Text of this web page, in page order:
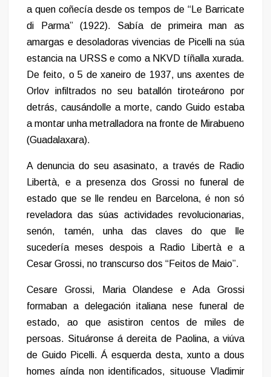
a quen coñecía desde os tempos de “Le Barricate
di Parma” (1922). Sabía de primeira man as
amargas e desoladoras vivencias de Picelli na súa
estancia na URSS e como a NKVD tíñalla xurada.
De feito, o 5 de xaneiro de 1937, uns axentes de
Orlov infiltrados no seu batallón tiroteárono por
detrás, causándolle a morte, cando Guido estaba
a montar unha metralladora na fronte de Mirabueno
(Guadalaxara).
A denuncia do seu asasinato, a través de Radio
Libertà, e a presenza dos Grossi no funeral de
estado que se lle rendeu en Barcelona, é non só
reveladora das súas actividades revolucionarias,
senón, tamén, unha das claves do que lle
sucedería meses despois a Radio Libertà e a
Cesar Grossi, no transcurso dos “Feitos de Maio”.
Cesare Grossi, Maria Olandese e Ada Grossi
formaban a delegación italiana nese funeral de
estado, ao que asistiron centos de miles de
persoas. Situáronse á dereita de Paolina, a viúva
de Guido Picelli. Á esquerda desta, xunto a dous
homes aínda non identificados, situouse Vladimir